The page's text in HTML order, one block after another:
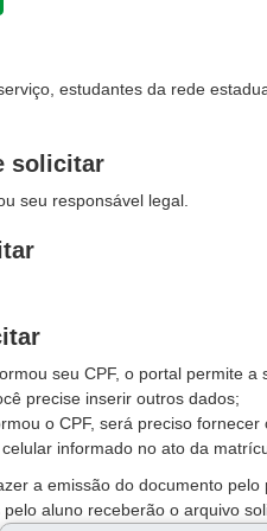
estudantes da rede
solicitar
seu responsável legal.
seu CPF, o portal permite
precise inserir outros dados;
o CPF, será preciso
informado no ato da
a emissão do documento
aluno receberão o arquivo